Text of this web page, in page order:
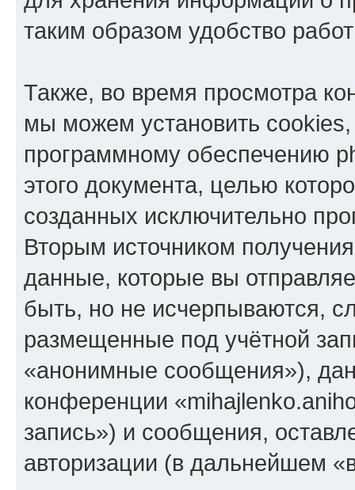
таким образом удобство
Также, во время просмотра
мы можем установить
программному обеспечению
этого документа, целью
созданных исключительно
Вторым источником
данные, которые вы
быть, но не исчерпываются,
размещенные под учётной
«анонимные сообщения»),
конференции
запись») и сообщения,
авторизации (в дальнейшем